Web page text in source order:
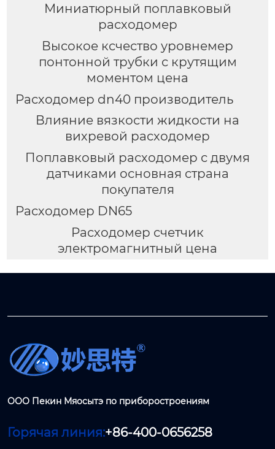
Миниатюрный поплавковый
расходомер
Высокое ксчество уровнемер
понтонной трубки с крутящим
моментом цена
Расходомер dn40 производитель
Влияние вязкости жидкости на
вихревой расходомер
Поплавковый расходомер с двумя
датчиками основная страна
покупателя
Расходомер DN65
Расходомер счетчик
электромагнитный цена
ООО Пекин Мяосытэ по приборостроениям
Горячая линия:+86-400-0656258